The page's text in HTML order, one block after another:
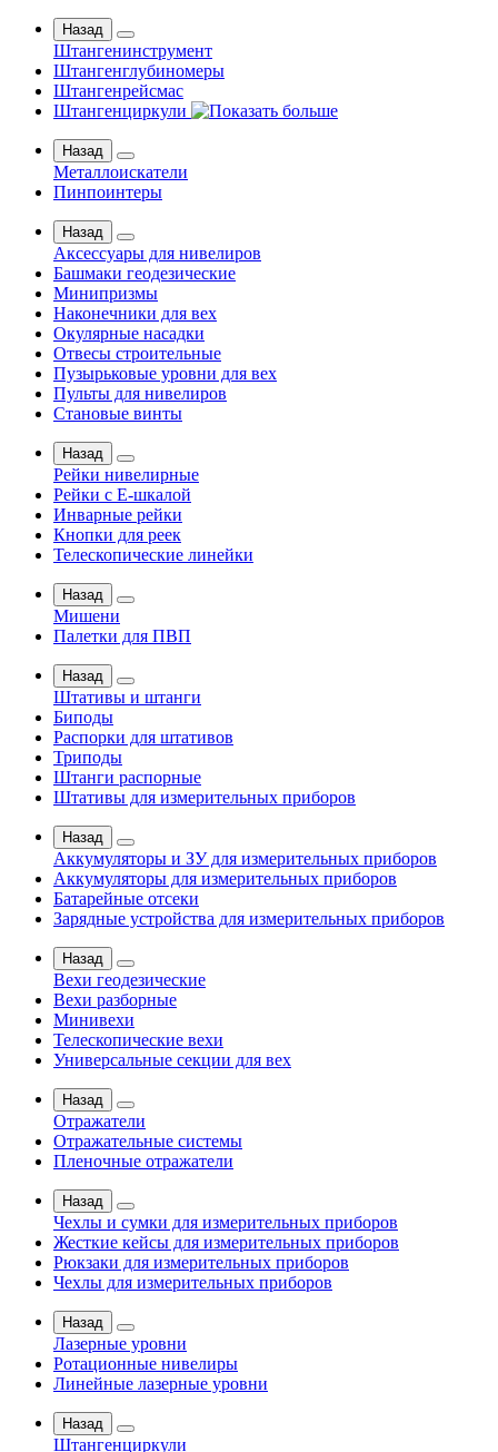
Назад
Штангенинструмент
Штангенглубиномеры
Штангенрейсмас
Штангенциркули
Назад
Металлоискатели
Пинпоинтеры
Назад
Аксессуары для нивелиров
Башмаки геодезические
Минипризмы
Наконечники для вех
Окулярные насадки
Отвесы строительные
Пузырьковые уровни для вех
Пульты для нивелиров
Становые винты
Назад
Рейки нивелирные
Рейки с Е-шкалой
Инварные рейки
Кнопки для реек
Телескопические линейки
Назад
Мишени
Палетки для ПВП
Назад
Штативы и штанги
Биподы
Распорки для штативов
Триподы
Штанги распорные
Штативы для измерительных приборов
Назад
Аккумуляторы и ЗУ для измерительных приборов
Аккумуляторы для измерительных приборов
Батарейные отсеки
Зарядные устройства для измерительных приборов
Назад
Вехи геодезические
Вехи разборные
Минивехи
Телескопические вехи
Универсальные секции для вех
Назад
Отражатели
Отражательные системы
Пленочные отражатели
Назад
Чехлы и сумки для измерительных приборов
Жесткие кейсы для измерительных приборов
Рюкзаки для измерительных приборов
Чехлы для измерительных приборов
Назад
Лазерные уровни
Ротационные нивелиры
Линейные лазерные уровни
Назад
Штангенциркули